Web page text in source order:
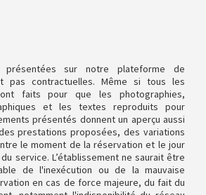
présentées sur notre plateforme de
pas contractuelles. Même si tous les
faits pour que les photographies,
et les textes reproduits pour
présentés donnent un aperçu aussi
prestations proposées, des variations
le moment de la réservation et le jour
service. L’établissement ne saurait être
de l'inexécution ou de la mauvaise
en cas de force majeure, du fait du